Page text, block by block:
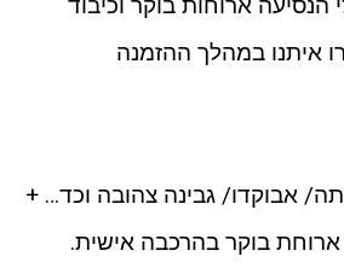
איתנו במהלך ההזמנה
אבוקדו/ גבינה צהובה וכד… +